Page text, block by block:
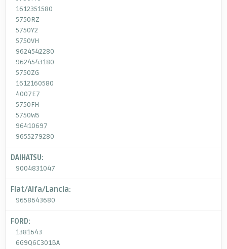
1612351580
5750RZ
5750Y2
5750VH
9624542280
9624543180
5750ZG
1612160580
4007E7
5750FH
5750W5
96410697
9655279280
DAIHATSU:
9004831047
Fiat/Alfa/Lancia:
9658643680
FORD:
1381643
6G9Q6C301BA